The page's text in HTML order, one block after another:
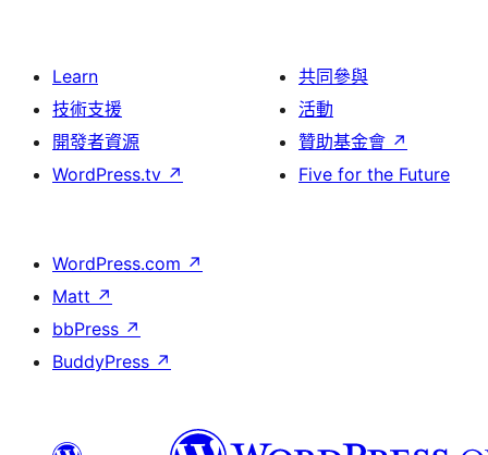
Learn
技術支援
開發者資源
WordPress.tv ↗
共同參與
活動
贊助基金會 ↗
Five for the Future
WordPress.com ↗
Matt ↗
bbPress ↗
BuddyPress ↗